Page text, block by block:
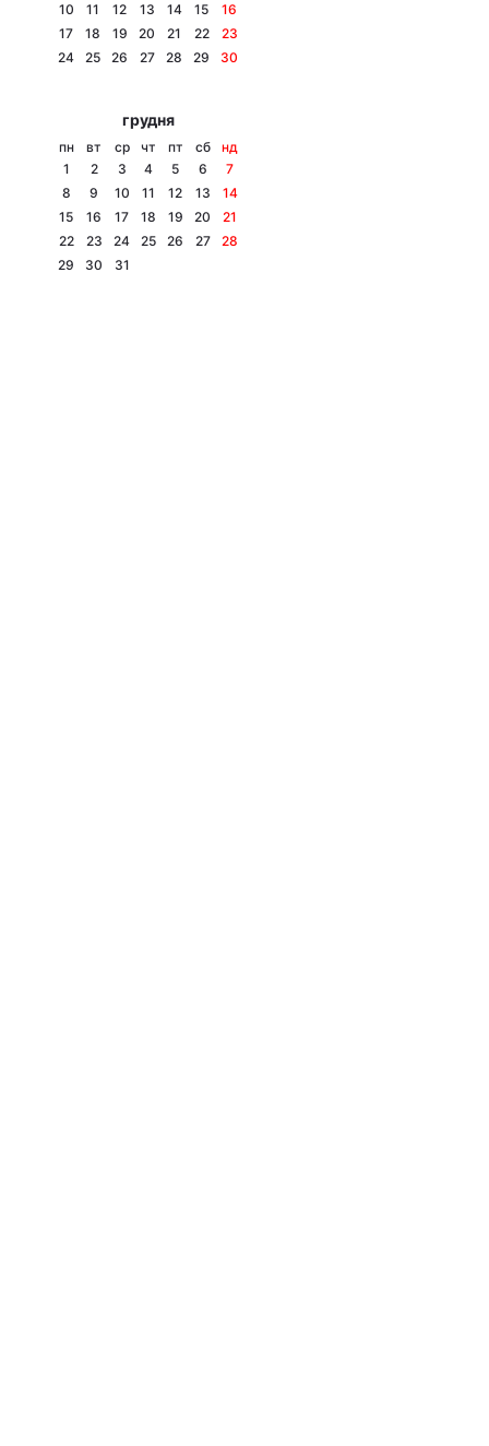
10
11 12 13 14 15
16
17
18 19 20 21 22
23
24
25 26 27 28 29 30
грудня
пн вт ср чт пт сб
нд
1
2 3 4 5 6
7
8
9 10 11 12 13
14
15
16 17 18 19 20
21
22
23 24 25 26 27
28
29
30 31